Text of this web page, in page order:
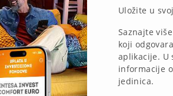
Uložite u
Saznajte
koji
aplikacije. U
informacije
jedinica.